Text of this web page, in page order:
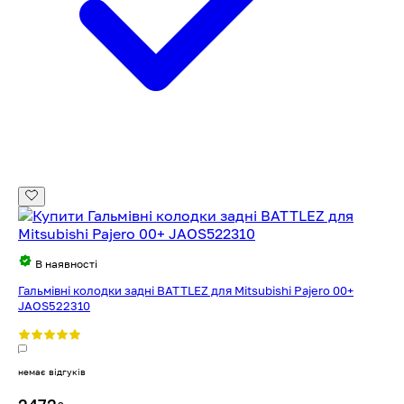
В наявності
Гальмівні колодки задні BATTLEZ для Mitsubishi Pajero 00+
JAOS522310
немає відгуків